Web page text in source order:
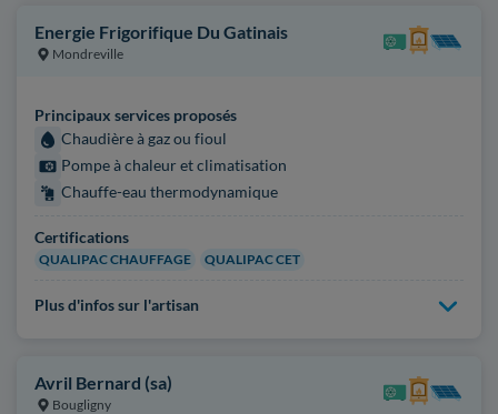
Energie Frigorifique Du Gatinais
Mondreville
Principaux services proposés
Chaudière à gaz ou fioul
Pompe à chaleur et climatisation
Chauffe-eau thermodynamique
Certifications
QUALIPAC CHAUFFAGE QUALIPAC CET
Plus d'infos sur l'artisan
Avril Bernard (sa)
Bougligny